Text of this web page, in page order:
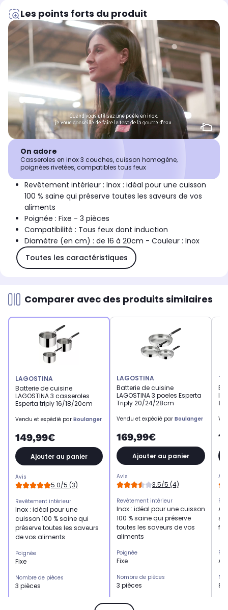
Les points forts du produit
On adore
Casseroles en inox 3 couches, cuisson homogène,
poignées rivetées, compatibles tous feux
Revêtement intérieur : Inox : idéal pour une cuisson
100 % saine qui préserve toutes les saveurs de vos
aliments
Poignée : Fixe - 3 pièces
Compatibilité : Tous feux dont induction
Diamètre (en cm) : de 16 à 20cm - Couleur : Inox
Toutes les caractéristiques
Comparer avec des produits similaires
LAGOSTINA
Batterie de cuisine
LAGOSTINA 3 casseroles
Esperta triply 16/18/20cm
Vendu et expédié par Boulanger
149,99€
Ajouter au panier
Avis
5.0/5 (3)
Revêtement intérieur
Inox : idéal pour une
cuisson 100 % saine qui
préserve toutes les saveurs
de vos aliments
Poignée
Fixe
Nombre de pièces
3 pièces
LAGOSTINA
Batterie de cuisine
LAGOSTINA 3 poeles Esperta
Triply 20/24/28cm
Vendu et expédié par Boulanger
169,99€
Ajouter au panier
Avis
3.5/5 (4)
Revêtement intérieur
Inox : idéal pour une cuisson
100 % saine qui préserve
toutes les saveurs de vos
aliments
Poignée
Fixe
Nombre de pièces
3 pièces
Compatibilité
8